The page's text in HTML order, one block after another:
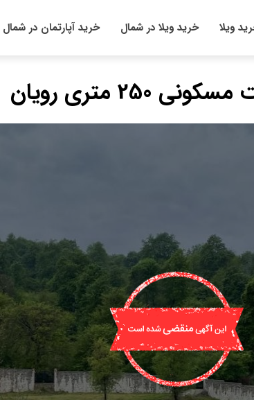
ویلا خرید ویلا در شمال خرید آپارتمان در شمال
متری رویان